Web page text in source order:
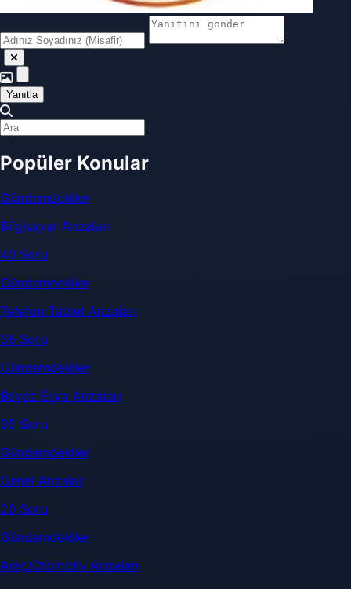
Yanıtla
Popüler Konular
Gündemdekiler
Bilgisayar Arızaları
40 Soru
Gündemdekiler
Telefon Tablet Arızaları
36 Soru
Gündemdekiler
Beyaz Eşya Arızaları
35 Soru
Gündemdekiler
Genel Arızalar
20 Soru
Gündemdekiler
Araç/Otomotiv Arızaları